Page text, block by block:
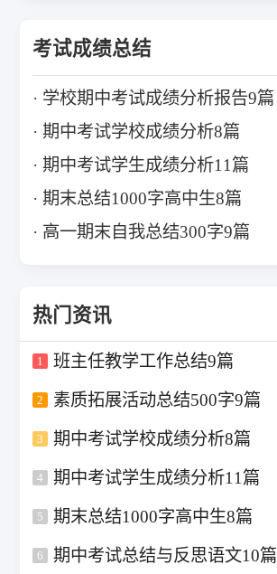
考试成绩总结
学校期中考试成绩分析报告9篇
期中考试学校成绩分析8篇
期中考试学生成绩分析11篇
期末总结1000字高中生8篇
高一期末自我总结300字9篇
热门资讯
1 班主任教学工作总结9篇
2 素质拓展活动总结500字9篇
3 期中考试学校成绩分析8篇
4 期中考试学生成绩分析11篇
5 期末总结1000字高中生8篇
6 期中考试总结与反思语文10篇